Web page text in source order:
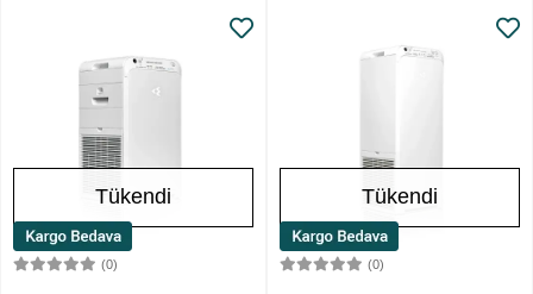
Tükendi
(0)
Tükendi
(0)